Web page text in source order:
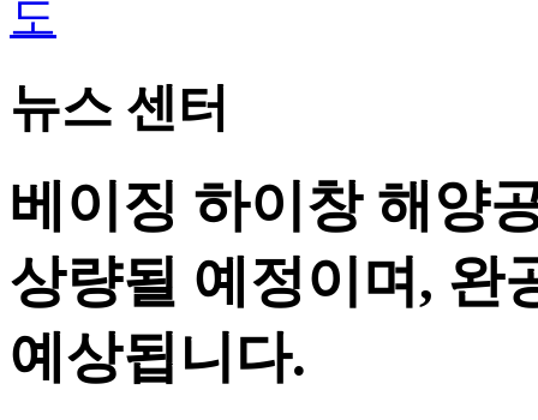
뉴스 센터
베이징 하이창 해양
상량될 예정이며, 완
예상됩니다.